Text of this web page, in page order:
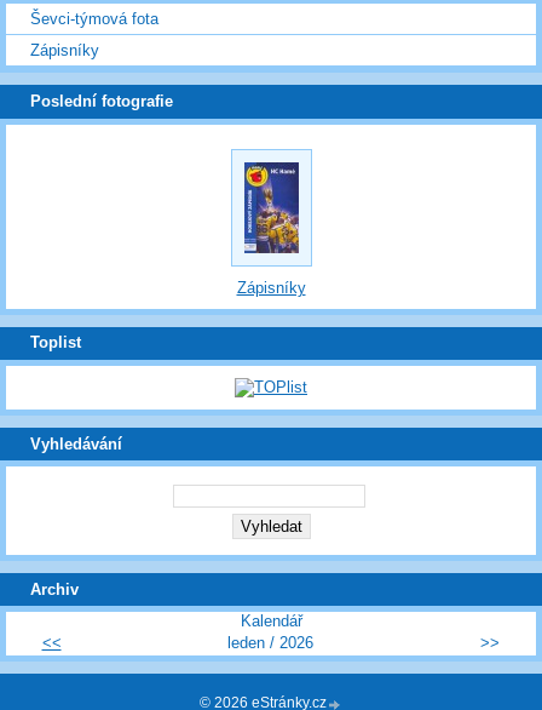
Ševci-týmová fota
Zápisníky
Poslední fotografie
Zápisníky
Toplist
Vyhledávání
Archiv
Kalendář
<<
leden / 2026 >>
© 2026 eStránky.cz